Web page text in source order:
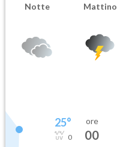
Notte Mattino
25°
0
ore
00